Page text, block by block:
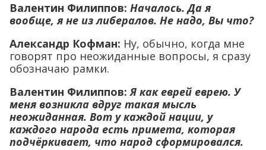
Валентин Филиппов: Началось. Да я
вообще, я не из либералов. Не надо, Вы что?
Александр Кофман: Ну, обычно, когда мне
говорят про неожиданные вопросы, я сразу
обозначаю рамки.
Валентин Филиппов:Я как еврей еврею. У
меня возникла вдруг такая мысль
неожиданная. Вот у каждой нации, у
каждого народа есть примета, которая
подчёркивает, что народ сформировался.